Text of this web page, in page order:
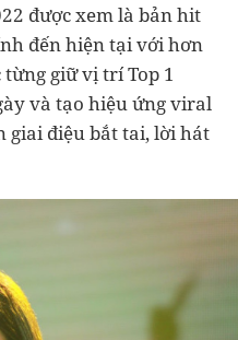
được xem là bản hit
đến hiện tại với hơn
giữ vị trí Top 1
và tạo hiệu ứng viral
giai điệu bắt tai, lời hát